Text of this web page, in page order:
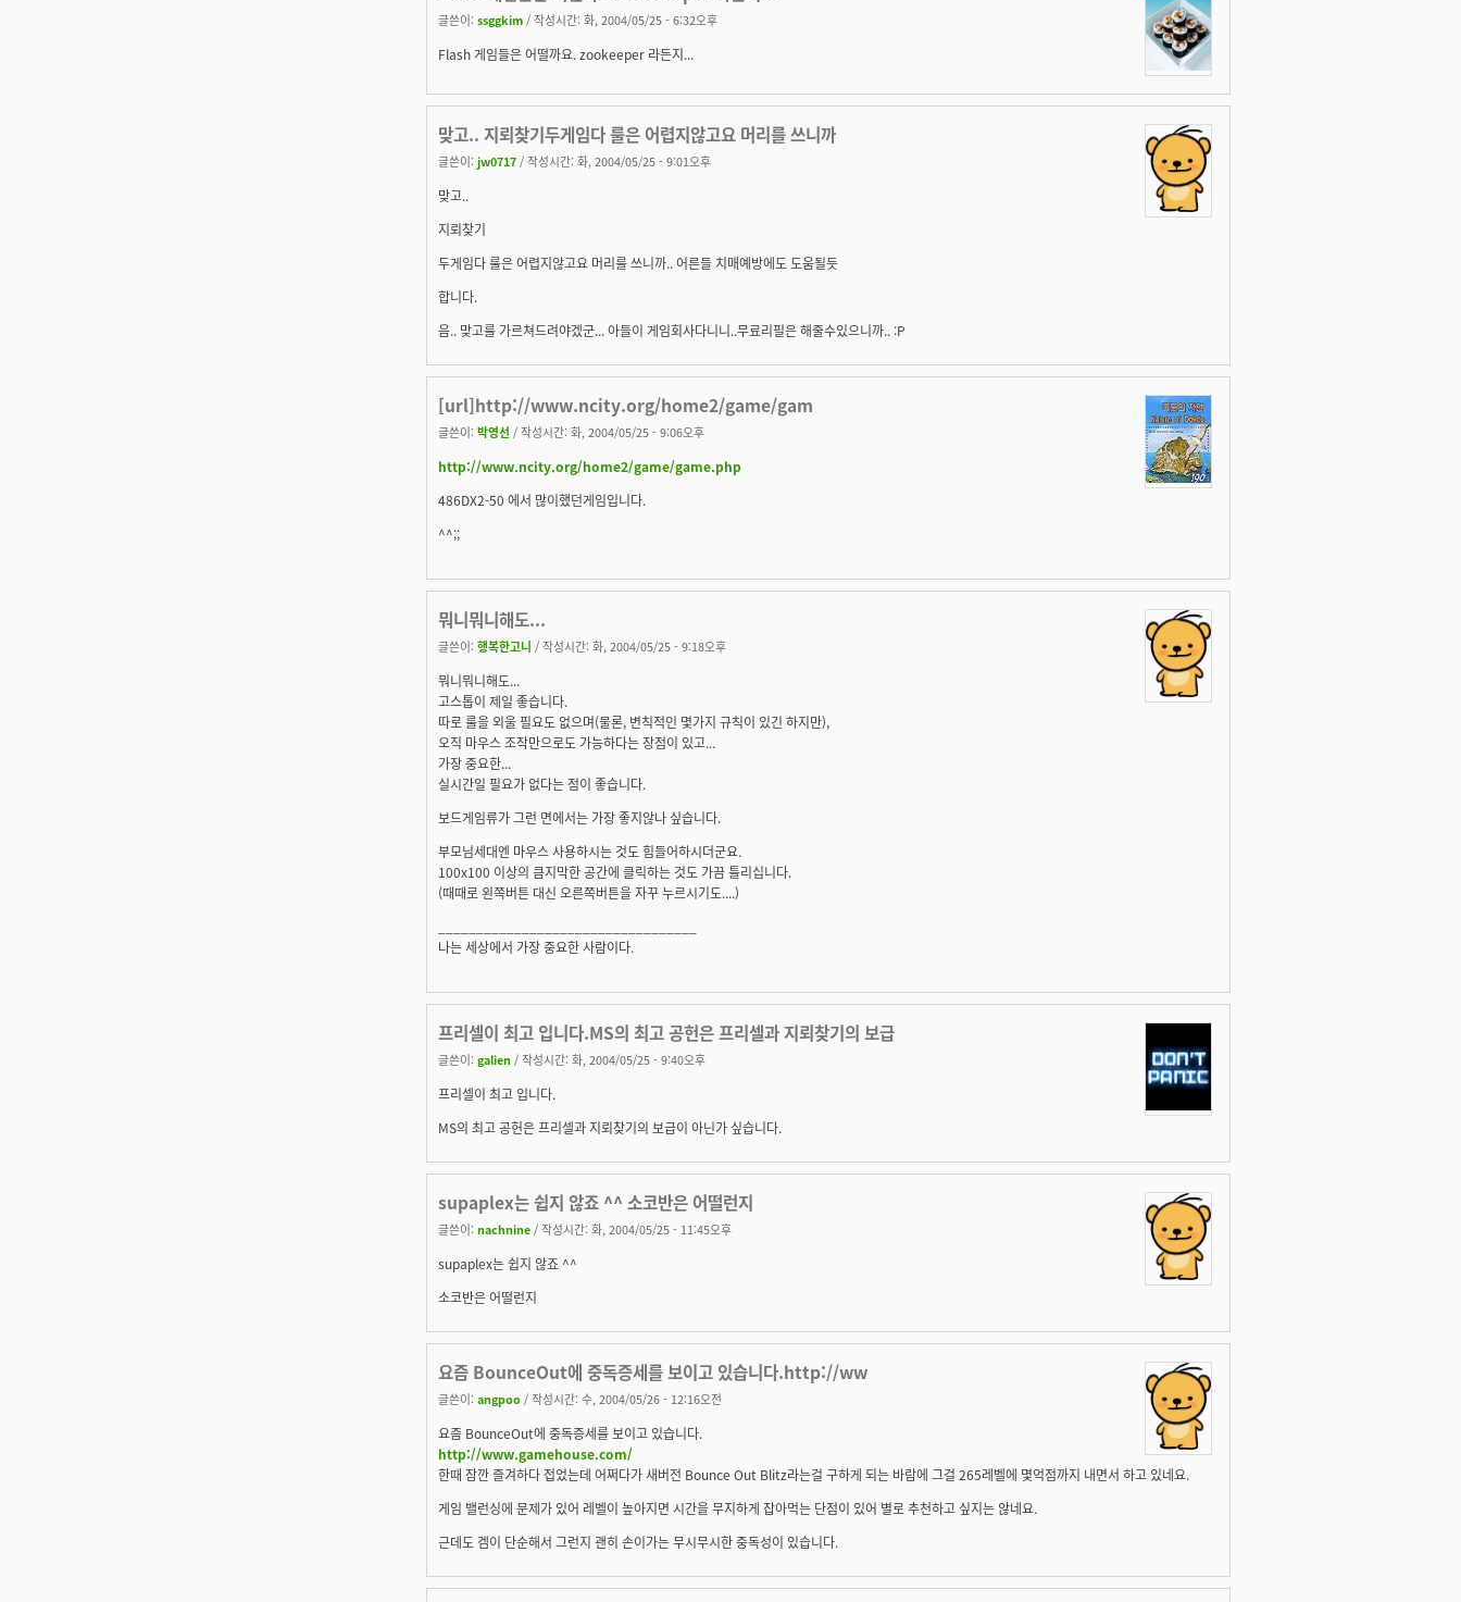
글쓴이: ssggkim / 작성시간: 화, 2004/05/25 - 6:32오후
Flash 게임들은 어떨까요. zookeeper 라든지...
맞고.. 지뢰찾기두게임다 룰은 어렵지않고요 머리를 쓰니까
글쓴이: jw0717 / 작성시간: 화, 2004/05/25 - 9:01오후
맞고..
지뢰찾기
두게임다 룰은 어렵지않고요 머리를 쓰니까.. 어른들 치매예방에도 도움될듯
합니다.
음.. 맞고를 가르쳐드려야겠군... 아들이 게임회사다니니..무료리필은 해줄수있으니까.. :P
[url]http://www.ncity.org/home2/game/gam
글쓴이: 박영선 / 작성시간: 화, 2004/05/25 - 9:06오후
http://www.ncity.org/home2/game/game.php
486DX2-50 에서 많이했던게임입니다.
^^;;
뭐니뭐니해도...
글쓴이: 행복한고니 / 작성시간: 화, 2004/05/25 - 9:18오후
뭐니뭐니해도...
고스톱이 제일 좋습니다.
따로 룰을 외울 필요도 없으며(물론, 변칙적인 몇가지 규칙이 있긴 하지만),
오직 마우스 조작만으로도 가능하다는 장점이 있고...
가장 중요한...
실시간일 필요가 없다는 점이 좋습니다.
보드게임류가 그런 면에서는 가장 좋지않나 싶습니다.
부모님세대엔 마우스 사용하시는 것도 힘들어하시더군요.
100x100 이상의 큼지막한 공간에 클릭하는 것도 가끔 틀리십니다.
(때때로 왼쪽버튼 대신 오른쪽버튼을 자꾸 누르시기도....)
나는 세상에서 가장 중요한 사람이다.
프리셀이 최고 입니다.MS의 최고 공헌은 프리셀과 지뢰찾기의 보급
글쓴이: galien / 작성시간: 화, 2004/05/25 - 9:40오후
프리셀이 최고 입니다.
MS의 최고 공헌은 프리셀과 지뢰찾기의 보급이 아닌가 싶습니다.
supaplex는 쉽지 않죠 ^^ 소코반은 어떨런지
글쓴이: nachnine / 작성시간: 화, 2004/05/25 - 11:45오후
supaplex는 쉽지 않죠 ^^
소코반은 어떨런지
요즘 BounceOut에 중독증세를 보이고 있습니다.http://ww
글쓴이: angpoo / 작성시간: 수, 2004/05/26 - 12:16오전
요즘 BounceOut에 중독증세를 보이고 있습니다.
http://www.gamehouse.com/
한때 잠깐 즐겨하다 접었는데 어쩌다가 새버전 Bounce Out Blitz라는걸 구하게 되는 바람에 그걸 265레벨에 몇억점까지 내면서 하고 있네요.
게임 밸런싱에 문제가 있어 레벨이 높아지면 시간을 무지하게 잡아먹는 단점이 있어 별로 추천하고 싶지는 않네요.
근데도 겜이 단순해서 그런지 괜히 손이가는 무시무시한 중독성이 있습니다.